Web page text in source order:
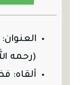
(رحمه
ألقاه: